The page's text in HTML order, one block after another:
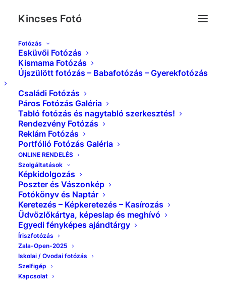
Kincses Fotó
Fotózás
Esküvői Fotózás
Kismama Fotózás
Újszülött fotózás – Babafotózás – Gyerekfotózás
Családi Fotózás
Páros Fotózás Galéria
Tabló fotózás és nagytabló szerkesztés!
Rendezvény Fotózás
Reklám Fotózás
Portfólió Fotózás Galéria
ONLINE RENDELÉS
Szolgáltatások
Képkidolgozás
Poszter és Vászonkép
Fotókönyv és Naptár
Keretezés – Képkeretezés – Kasírozás
Üdvözlőkártya, képeslap és meghívó
Egyedi fényképes ajándtárgy
Íriszfotózás
Zala-Open-2025
Iskolai / Ovodai fotózás
Szelfigép
Kapcsolat
Kincses_Foto_Eskuvo_Kreativ_T&L__171124
(2)
Kezdőlap
Kincses_Foto_Eskuvo_Kreativ_T&L__171124 (2)